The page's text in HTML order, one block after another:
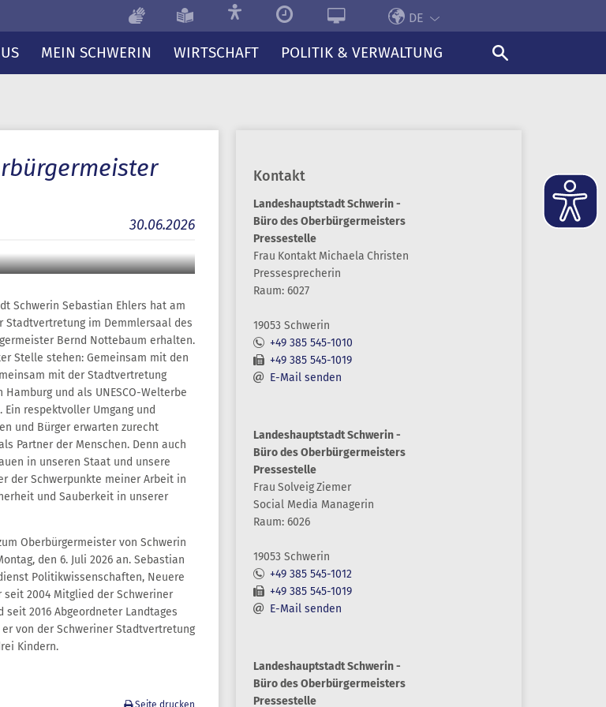
DE
MEIN SCHWERIN WIRTSCHAFT POLITIK & VERWALTUNG
30.06.2026
Schwerin Sebastian Ehlers hat am
Stadtvertretung im Demmlersaal des
Bernd Nottebaum erhalten.
Stelle stehen: Gemeinsam mit den
mit der Stadtvertretung
und als UNESCO-Welterbe
respektvoller Umgang und
und Bürger erwarten zurecht
Partner der Menschen. Denn auch
in unseren Staat und unsere
der Schwerpunkte meiner Arbeit in
und Sauberkeit in unserer
Oberbürgermeister von Schwerin
den 6. Juli 2026 an. Sebastian
Politikwissenschaften, Neuere
2004 Mitglied der Schweriner
seit 2016 Abgeordneter Landtages
von der Schweriner Stadtvertretung
Kindern.
Kontakt
Landeshauptstadt Schwerin -
Büro des Oberbürgermeisters
Pressestelle
Frau Kontakt Michaela Christen
Pressesprecherin
Raum: 6027
19053 Schwerin
+49 385 545-1010
+49 385 545-1019
E-Mail senden
Landeshauptstadt Schwerin -
Büro des Oberbürgermeisters
Pressestelle
Frau SolveigZiemer
Social Media Managerin
Raum: 6026
19053 Schwerin
+49 385 545-1012
+49 385 545-1019
E-Mail senden
Landeshauptstadt Schwerin -
Büro des Oberbürgermeisters
Pressestelle